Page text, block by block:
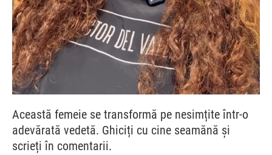
Această femeie se transformă pe nesimțite într-o
adevărată vedetă. Ghiciți cu cine seamănă și
scrieți în comentarii.